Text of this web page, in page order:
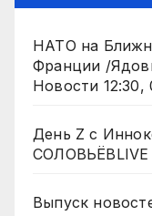
НАТО на
Франции /
Новости 12:30,
День Z с
СОЛОВЬЁВLIVE
Выпуск